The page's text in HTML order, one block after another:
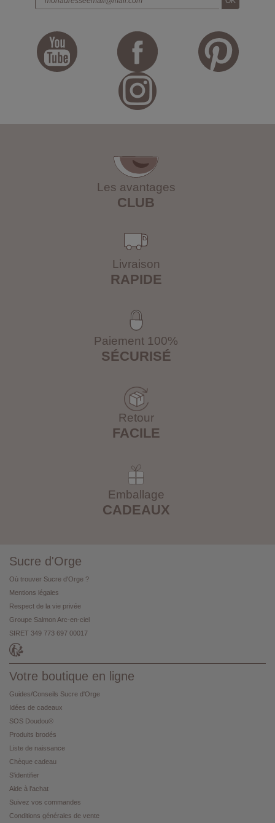
Les avantages
CLUB
Livraison
RAPIDE
Paiement 100%
SÉCURISÉ
Retour
FACILE
Emballage
CADEAUX
Sucre d'Orge
Où trouver Sucre d'Orge ?
Mentions légales
Respect de la vie privée
Groupe Salmon Arc-en-ciel
SIRET 349 773 697 00017
Votre boutique en ligne
Guides/Conseils Sucre d'Orge
Idées de cadeaux
SOS Doudou®
Produits brodés
Liste de naissance
Chèque cadeau
S'identifier
Aide à l'achat
Suivez vos commandes
Conditions générales de vente